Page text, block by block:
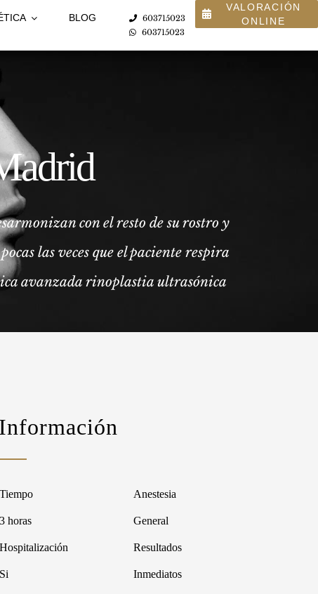
BLOG
VALORACIÓN
ONLINE
603715023
603715023
con el resto de su rostro y
las veces que el paciente respira
avanzada rinoplastia ultrasónica
Información
Tiempo Anestesia
3 horas General
Hospitalización Resultados
Si Inmediatos